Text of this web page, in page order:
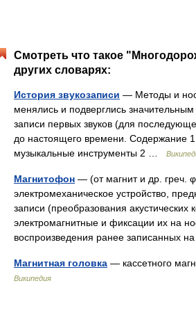
Смотреть что такое
других словарях:
История звукозаписи — Методы и
менялись и подверглись
записи первых звуков (для
до настоящего времени. Содержание
музыкальные инструменты 2 …
Магнитофон — (от магнит и др. греч.
электромеханическое устройство,
записи (преобразования акустических
электромагнитные и фиксации их на
воспроизведения ранее записанных
Магнитная головка — кассетного
Википедия